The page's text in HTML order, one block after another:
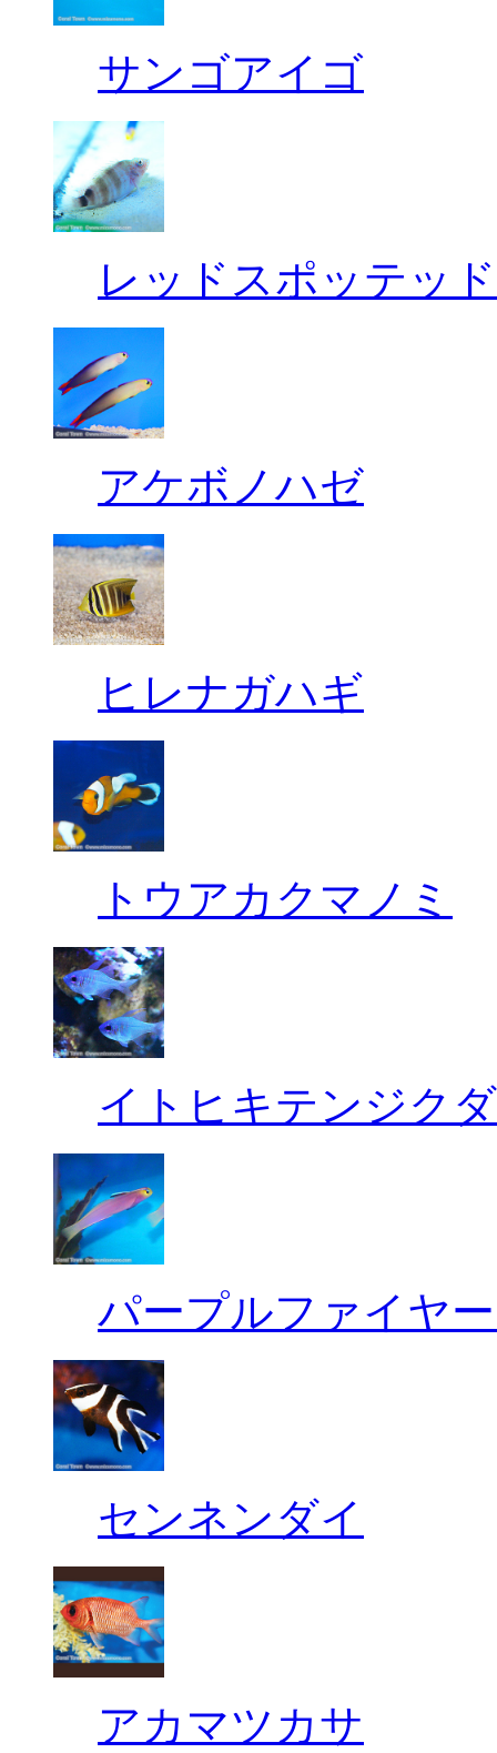
サンゴアイゴ
レッドスポッテッ
アケボノハゼ
ヒレナガハギ
トウアカクマノミ
イトヒキテンジク
パープルファイヤ
センネンダイ
アカマツカサ